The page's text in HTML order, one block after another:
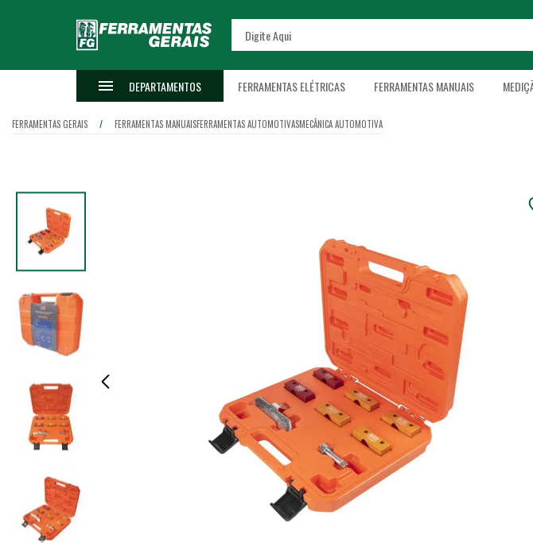
DEPARTAMENTOS FERRAMENTAS ELÉTRICAS FERRAMENTAS MANUAIS
FERRAMENTAS GERAIS FERRAMENTAS MANUAISFERRAMENTAS AUTOMOTIVASMECÂNICA AUTOMOTIVA